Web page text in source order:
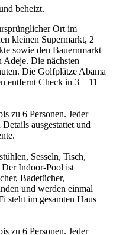
beheizt.
Ort im
kleinen Supermarkt, 2
sowie den Bauernmarkt
Die nächsten
Die Golfplätze Abama
entfernt Check in 3 – 11
zu 6 Personen. Jeder
ausgestattet und
Sesseln, Tisch,
Der Indoor-Pool ist
Badetücher,
und werden einmal
steht im gesamten Haus
zu 6 Personen. Jeder